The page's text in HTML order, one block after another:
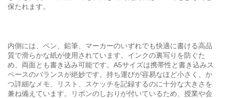
保たれます。
内側には、ペン、鉛筆、マーカーのいずれでも快適に書ける高品
質で滑らかな紙が使用されています。インクの裏写りを防ぐた
め、両面とも書き込み可能です。A5サイズは携帯性と書き込みス
ペースのバランスが絶妙です。持ち運びが容易なほど小さく、か
つ詳細なメモ、リスト、スケッチを記録するのに十分な大きさを
兼ね備えています。リボンのしおりが付いているため、授業や会